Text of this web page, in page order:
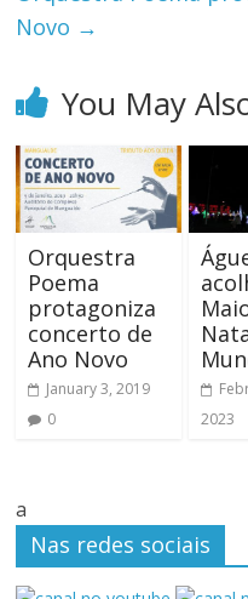
Novo →
You May
Orquestra
Poema
protagoniza
concerto de
Ano Novo
January 3, 2019
0
2023
a
Nas redes sociais